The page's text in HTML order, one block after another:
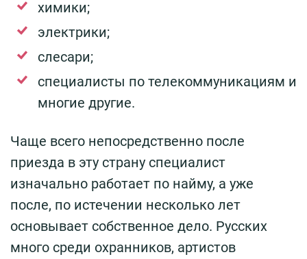
химики;
электрики;
слесари;
специалисты по телекоммуникациям и
многие другие.
Чаще всего непосредственно после
приезда в эту страну специалист
изначально работает по найму, а уже
после, по истечении несколько лет
основывает собственное дело. Русских
много среди охранников, артистов